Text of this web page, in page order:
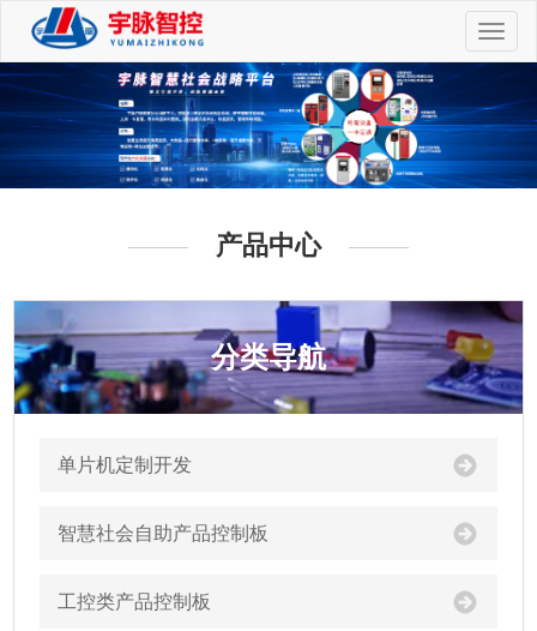
切
换
航
产品中心
分类导航
单片机定制开发
智慧社会自助产品控制板
工控类产品控制板